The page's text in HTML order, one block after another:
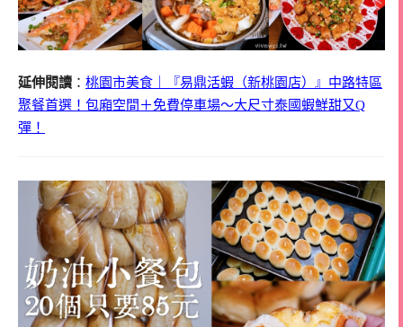
延伸閱讀 ： 桃園市美食｜『易鼎活蝦（新桃園店）』中路特區
聚餐首選！包廂空間＋免費停車場～大尺寸泰國蝦鮮甜又Q
彈！